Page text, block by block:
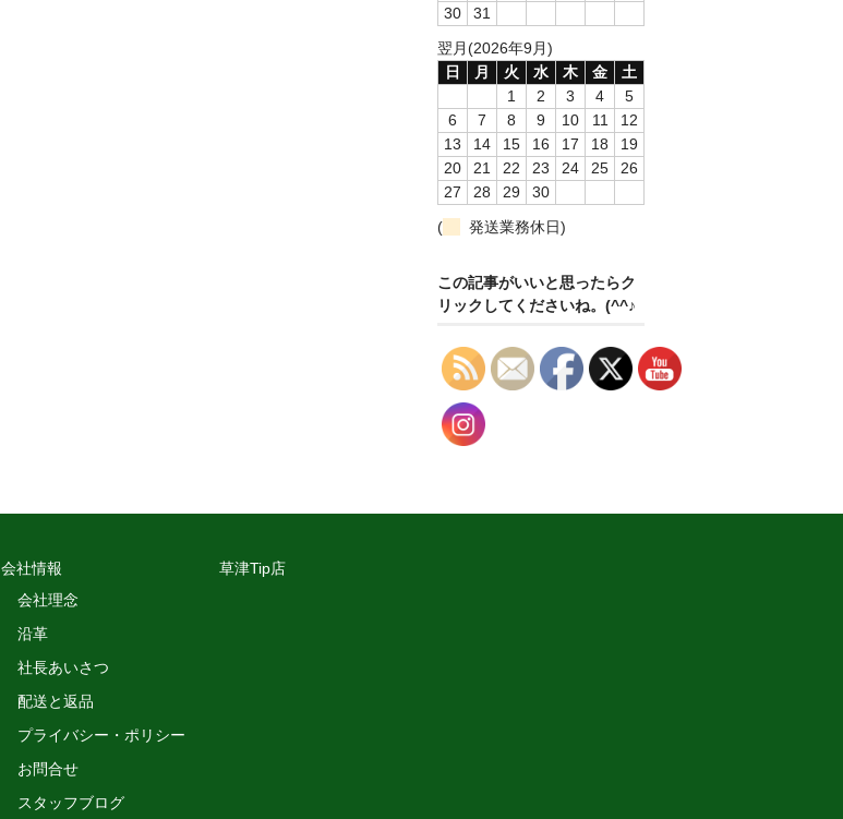
30
31
翌月(2026年9月)
日
月 火 水 木 金
土
1
2 3 4
5
6
7 8 9 10 11
12
13
14 15 16 17 18
19
20
21 22 23 24 25
26
27
28 29
30
(
発送業務休日)
この記事がいいと思ったらク
リックしてくださいね。(^^♪
会社情報
会社理念
沿革
社長あいさつ
配送と返品
プライバシー・ポリシー
お問合せ
スタッフブログ
草津Tip店